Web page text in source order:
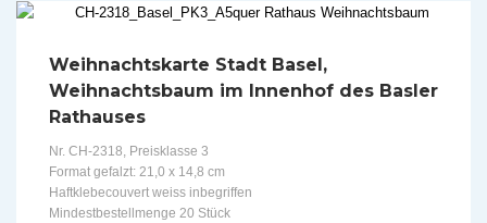
Weihnachtskarte Stadt Basel,
Weihnachtsbaum im Innenhof des Basler
Rathauses
Nr. CH-2318, Preisklasse 3
Format gefalzt: 21,0 x 14,8 cm
Haftklebecouvert weiss inbegriffen
Mindestbestellmenge 20 Stück